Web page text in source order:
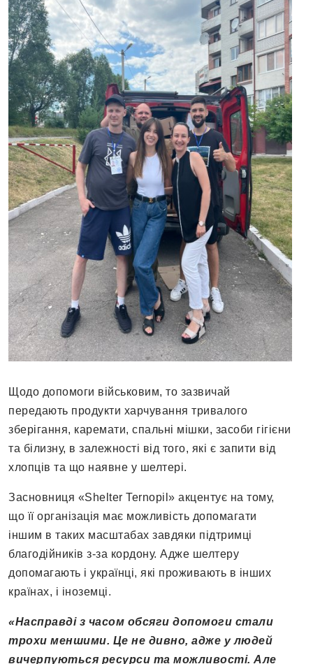
Щодо допомоги військовим, то зазвичай
передають продукти харчування тривалого
зберігання, каремати, спальні мішки, засоби гігієни
та білизну, в залежності від того, які є запити від
хлопців та що наявне у шелтері.
Засновниця «Shelter Ternopil» акцентує на тому,
що її організація має можливість допомагати
іншим в таких масштабах завдяки підтримці
благодійників з-за кордону. Адже шелтеру
допомагають і українці, які проживають в інших
країнах, і іноземці.
«Насправді з часом обсяги допомоги стали
трохи меншими. Це не дивно, адже у людей
вичерпуються ресурси та можливості. Але